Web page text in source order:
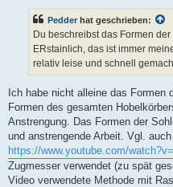
Pedder hat geschrieben:
Du beschreibst das Formen
ERstainlich, das ist immer
relativ leise und schnell
Ich habe nicht alleine das Formen
Formen des gesamten
Anstrengung. Das Formen der
und anstrengende Arbeit. Vgl.
https://www.youtube.com/
Zugmesser verwendet (zu spät
Video verwendete Methode mit